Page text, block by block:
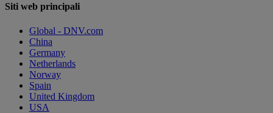
Siti web principali
Global - DNV.com
China
Germany
Netherlands
Norway
Spain
United Kingdom
USA